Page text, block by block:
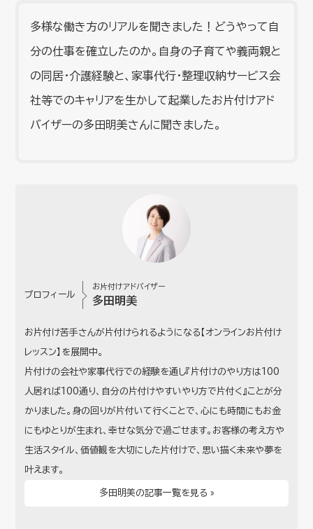
多様な働き方のリアルを聞きました！どうやって自
分の仕事を確立したのか。自身の子育てや義両親と
の同居・介護経験と、家事代行・整理収納サービス会
社等でのキャリアを生かして起業したお片付けアド
バイザーの多田明美さんに聞きました。
プロフィール
お片付けアドバイザー
多田明美
お片付け苦手さんが片付けられるようになる【オンラインお片付け
レッスン】を展開中。
片付けの会社や家事代行での経験を通し『片付けのやり方は100
人居れば100通り、自分の片付けやすいやり方で片付く』ことが分
かりました。身の回りが片付いて行くことで、心にも時間にもお金
にもゆとりが生まれ、幸せな気分で過ごせます。お客様の考え方や
生活スタイル、価値観を大切にした片付けで、思い描く未来や夢を
叶えます。
多田明美の記事一覧を見る »